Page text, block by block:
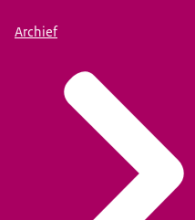
Archief